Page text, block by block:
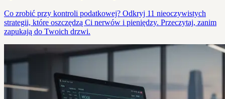
Co zrobić przy kontroli podatkowej? Odkryj 11 nieoczywistych
strategii, które oszczędzą Ci nerwów i pieniędzy. Przeczytaj, zanim
zapukają do Twoich drzwi.